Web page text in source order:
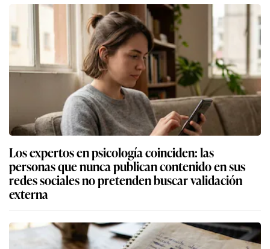
Los expertos en psicología coinciden: las
personas que nunca publican contenido en sus
redes sociales no pretenden buscar validación
externa